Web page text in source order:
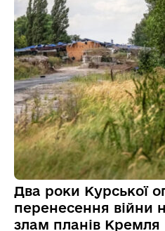
Два роки Курської
перенесення війни
злам планів Кремля